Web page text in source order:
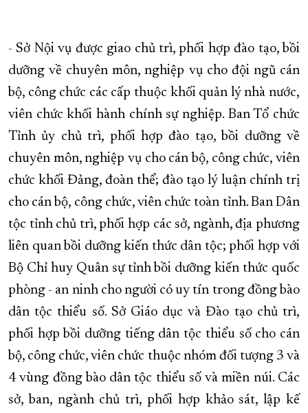
- Sở Nội vụ được giao chủ trì, phối hợp đào tạo, bồi
dưỡng về chuyên môn, nghiệp vụ cho đội ngũ cán
bộ, công chức các cấp thuộc khối quản lý nhà nước,
viên chức khối hành chính sự nghiệp. Ban Tổ chức
Tỉnh ủy chủ trì, phối hợp đào tạo, bồi dưỡng về
chuyên môn, nghiệp vụ cho cán bộ, công chức, viên
chức khối Đảng, đoàn thể; đào tạo lý luận chính trị
cho cán bộ, công chức, viên chức toàn tỉnh. Ban Dân
tộc tỉnh chủ trì, phối hợp các sở, ngành, địa phương
liên quan bồi dưỡng kiến thức dân tộc; phối hợp với
Bộ Chỉ huy Quân sự tỉnh bồi dưỡng kiến thức quốc
phòng - an ninh cho người có uy tín trong đồng bào
dân tộc thiểu số. Sở Giáo dục và Đào tạo chủ trì,
phối hợp bồi dưỡng tiếng dân tộc thiểu số cho cán
bộ, công chức, viên chức thuộc nhóm đối tượng 3 và
4 vùng đồng bào dân tộc thiểu số và miền núi. Các
sở, ban, ngành chủ trì, phối hợp khảo sát, lập kế